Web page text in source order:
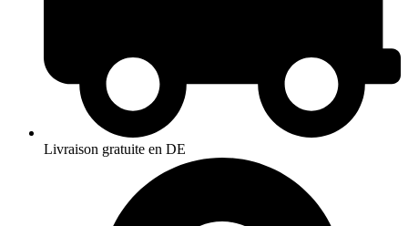
Livraison gratuite en DE